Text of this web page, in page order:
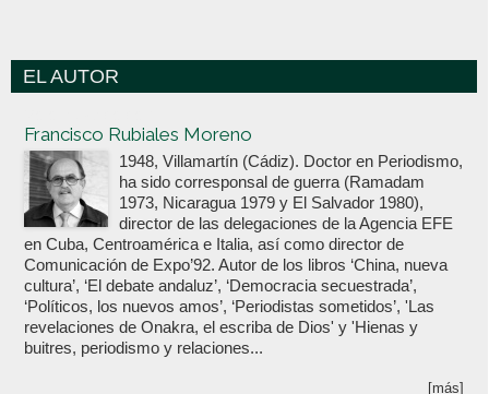
EL AUTOR
Francisco Rubiales Moreno
1948, Villamartín (Cádiz). Doctor en Periodismo,
ha sido corresponsal de guerra (Ramadam
1973, Nicaragua 1979 y El Salvador 1980),
director de las delegaciones de la Agencia EFE
en Cuba, Centroamérica e Italia, así como director de
Comunicación de Expo’92. Autor de los libros ‘China, nueva
cultura’, ‘El debate andaluz’, ‘Democracia secuestrada’,
‘Políticos, los nuevos amos’, ‘Periodistas sometidos’, 'Las
revelaciones de Onakra, el escriba de Dios' y 'Hienas y
buitres, periodismo y relaciones...
[más]